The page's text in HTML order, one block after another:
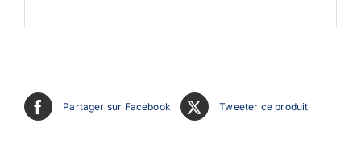
Partager sur Facebook Tweeter ce produit